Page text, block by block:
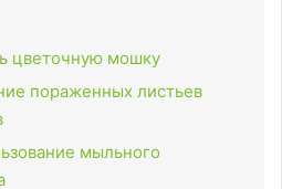
цветочную мошку
пораженных листьев
мыльного